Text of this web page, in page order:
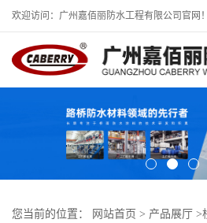
欢迎访问：广州嘉佰丽防水工程有限公司官网！
您当前的位置： 网站首页 > 产品展厅 >